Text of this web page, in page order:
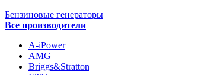
Бензиновые генераторы
Все производители
A-iPower
AMG
Briggs&Stratton